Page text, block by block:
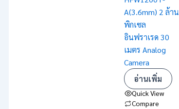
A(3.6mm) 2 ล้าน
พิกเซล
อินฟราเรด 30
เมตร Analog
Camera
อ่านเพิ่ม
Quick View
Compare